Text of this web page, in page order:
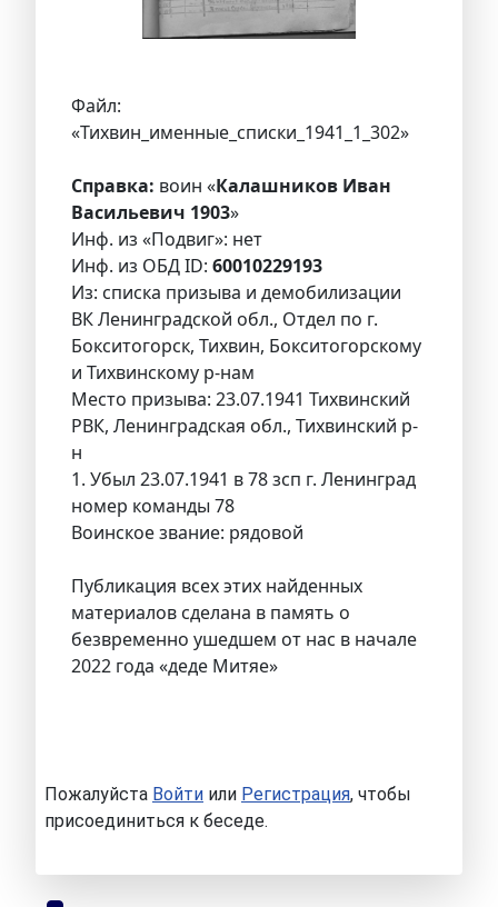
Файл:
«Тихвин_именные_списки_1941_1_302»
Справка: воин «Калашников Иван
Васильевич 1903»
Инф. из «Подвиг»: нет
Инф. из ОБД ID: 60010229193
Из: списка призыва и демобилизации
ВК Ленинградской обл., Отдел по г.
Бокситогорск, Тихвин, Бокситогорскому
и Тихвинскому р-нам
Место призыва: 23.07.1941 Тихвинский
РВК, Ленинградская обл., Тихвинский р-
н
1. Убыл 23.07.1941 в 78 зсп г. Ленинград
номер команды 78
Воинское звание: рядовой
Публикация всех этих найденных
материалов сделана в память о
безвременно ушедшем от нас в начале
2022 года «деде Митяе»
Пожалуйста Войти или Регистрация, чтобы
присоединиться к беседе.